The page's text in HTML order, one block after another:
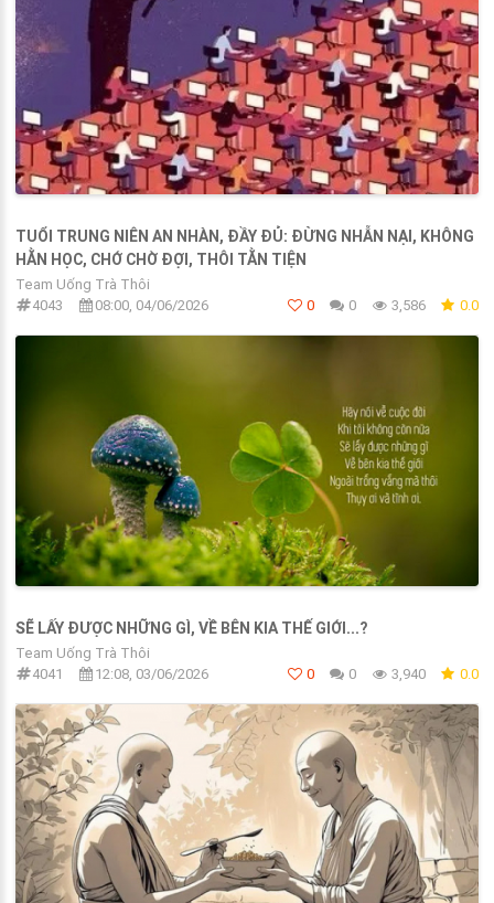
TUỔI TRUNG NIÊN AN NHÀN, ĐẦY ĐỦ: ĐỪNG NHẪN NẠI, KHÔNG
HẰN HỌC, CHỚ CHỜ ĐỢI, THÔI TẰN TIỆN
Team Uống Trà Thôi
4043
08:00, 04/06/2026 0 0 3,586 0.0
SẼ LẤY ĐƯỢC NHỮNG GÌ, VỀ BÊN KIA THẾ GIỚI...?
Team Uống Trà Thôi
4041
12:08, 03/06/2026 0 0 3,940 0.0